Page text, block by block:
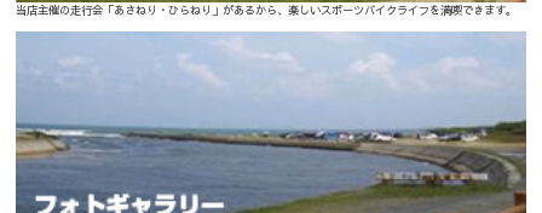
当店主催の走行会「あさねり・ひらねり」があるから、楽しいスポーツバイクライフを満喫できます。